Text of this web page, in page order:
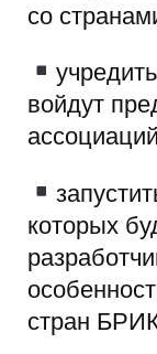
со
войдут
которых
стран